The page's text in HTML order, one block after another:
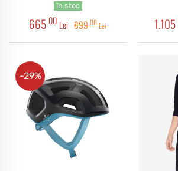
în stoc
665 00 Lei 89900Lei 1.105
-29%